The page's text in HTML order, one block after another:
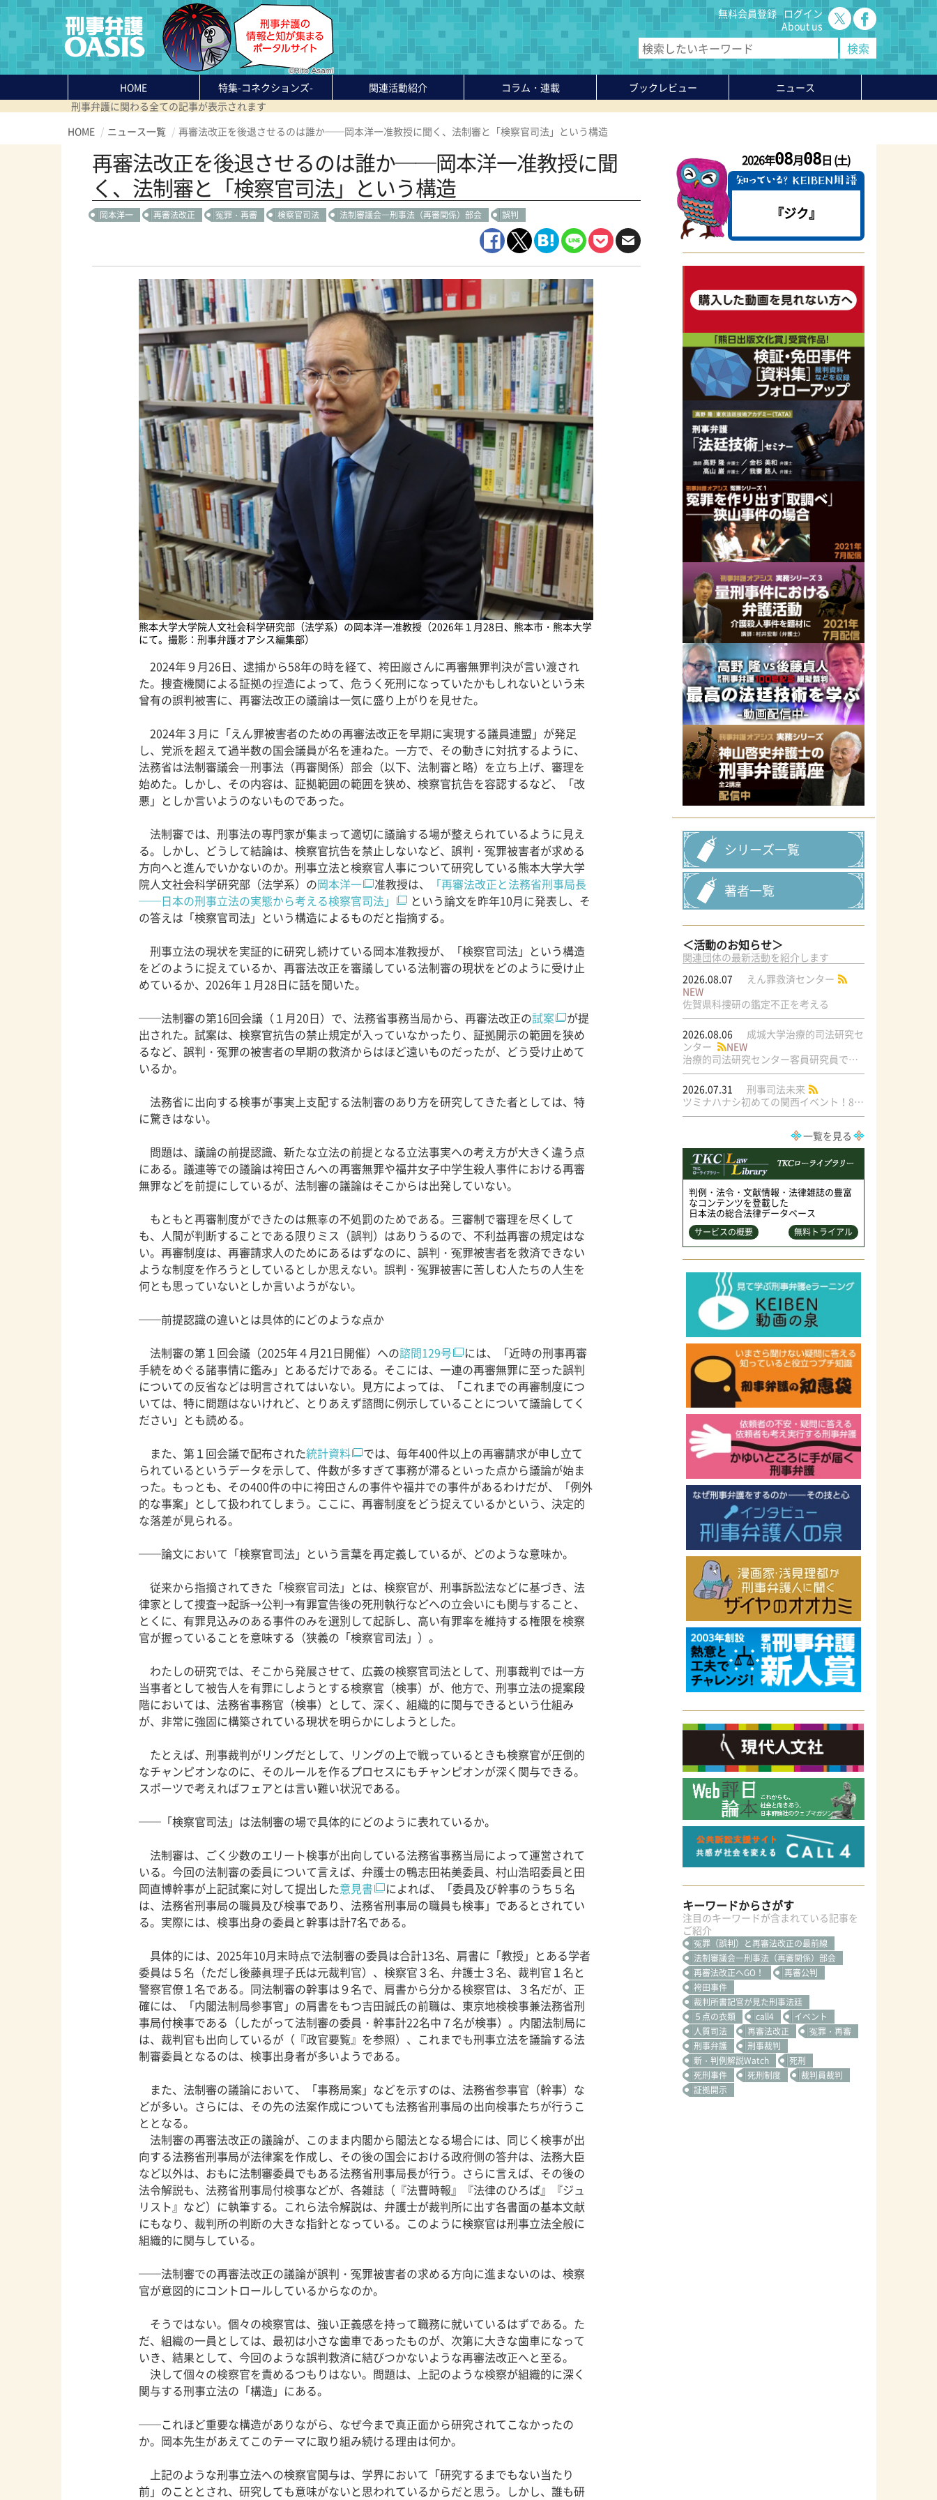
無料会員登録 ログイン
About us
HOME 特集-コネクションズ- 関連活動紹介 コラム・連載 ブックレビュー
ニュース
刑事弁護に関わる全ての記事が表示されます
HOME
ニュース一覧 再審法改正を後退させるのは誰か──岡本洋一准教授に聞く、法制審と「検察官司法」という構造
再審法改正を後退させるのは誰か──岡本洋一准教授に聞
く、法制審と「検察官司法」という構造
岡本洋一 再審法改正 冤罪・再審 検察官司法 法制審議会―刑事法（再審関係）部会 誤判
熊本大学大学院人文社会科学研究部（法学系）の岡本洋一准教授（2026年１月28日、熊本市・熊本大学
にて。撮影：刑事弁護オアシス編集部）
2024年９月26日、逮捕から58年の時を経て、袴田巖さんに再審無罪判決が言い渡され
た。捜査機関による証拠の捏造によって、危うく死刑になっていたかもしれないという未
曾有の誤判被害に、再審法改正の議論は一気に盛り上がりを見せた。
2024年３月に「えん罪被害者のための再審法改正を早期に実現する議員連盟」が発足
し、党派を超えて過半数の国会議員が名を連ねた。一方で、その動きに対抗するように、
法務省は法制審議会―刑事法（再審関係）部会（以下、法制審と略）を立ち上げ、審理を
始めた。しかし、その内容は、証拠範囲の範囲を狭め、検察官抗告を容認するなど、「改
悪」としか言いようのないものであった。
法制審では、刑事法の専門家が集まって適切に議論する場が整えられているように見え
る。しかし、どうして結論は、検察官抗告を禁止しないなど、誤判・冤罪被害者が求める
方向へと進んでいかないのか。刑事立法と検察官人事について研究している熊本大学大学
院人文社会科学研究部（法学系）の岡本洋一 准教授は、
「再審法改正と法務省刑事局長
──日本の刑事立法の実態から考える検察官司法」
という論文を昨年10月に発表し、そ
の答えは「検察官司法」という構造によるものだと指摘する。
刑事立法の現状を実証的に研究し続けている岡本准教授が、「検察官司法」という構造
をどのように捉えているか、再審法改正を審議している法制審の現状をどのように受け止
めているか、2026年１月28日に話を聞いた。
──法制審の第16回会議（１月20日）で、法務省事務当局から、再審法改正の試案
が提
出された。試案は、検察官抗告の禁止規定が入っていなかったり、証拠開示の範囲を狭め
るなど、誤判・冤罪の被害者の早期の救済からはほど遠いものだったが、どう受け止めて
いるか。
法務省に出向する検事が事実上支配する法制審のあり方を研究してきた者としては、特
に驚きはない。
問題は、議論の前提認識、新たな立法の前提となる立法事実への考え方が大きく違う点
にある。議連等での議論は袴田さんへの再審無罪や福井女子中学生殺人事件における再審
無罪などを前提にしているが、法制審の議論はそこからは出発していない。
もともと再審制度ができたのは無辜の不処罰のためである。三審制で審理を尽くして
も、人間が判断することである限りミス（誤判）はありうるので、不利益再審の規定はな
い。再審制度は、再審請求人のためにあるはずなのに、誤判・冤罪被害者を救済できない
ような制度を作ろうとしているとしか思えない。誤判・冤罪被害に苦しむ人たちの人生を
何とも思っていないとしか言いようがない。
──前提認識の違いとは具体的にどのような点か
法制審の第１回会議（2025年４月21日開催）への諮問129号
には、「近時の刑事再審
手続をめぐる諸事情に鑑み」とあるだけである。そこには、一連の再審無罪に至った誤判
についての反省などは明言されてはいない。見方によっては、「これまでの再審制度につ
いては、特に問題はないけれど、とりあえず諮問に例示していることについて議論してく
ださい」とも読める。
また、第１回会議で配布された統計資料
では、毎年400件以上の再審請求が申し立て
られているというデータを示して、件数が多すぎて事務が滞るといった点から議論が始ま
った。もっとも、その400件の中に袴田さんの事件や福井での事件があるわけだが、「例外
的な事案」として扱われてしまう。ここに、再審制度をどう捉えているかという、決定的
な落差が見られる。
──論文において「検察官司法」という言葉を再定義しているが、どのような意味か。
従来から指摘されてきた「検察官司法」とは、検察官が、刑事訴訟法などに基づき、法
律家として捜査→起訴→公判→有罪宣告後の死刑執行などへの立会いにも関与すること、
とくに、有罪見込みのある事件のみを選別して起訴し、高い有罪率を維持する権限を検察
官が握っていることを意味する（狭義の「検察官司法」）。
わたしの研究では、そこから発展させて、広義の検察官司法として、刑事裁判では一方
当事者として被告人を有罪にしようとする検察官（検事）が、他方で、刑事立法の提案段
階においては、法務省事務官（検事）として、深く、組織的に関与できるという仕組み
が、非常に強固に構築されている現状を明らかにしようとした。
たとえば、刑事裁判がリングだとして、リングの上で戦っているときも検察官が圧倒的
なチャンピオンなのに、そのルールを作るプロセスにもチャンピオンが深く関与できる。
スポーツで考えればフェアとは言い難い状況である。
──「検察官司法」は法制審の場で具体的にどのように表れているか。
法制審は、ごく少数のエリート検事が出向している法務省事務当局によって運営されて
いる。今回の法制審の委員について言えば、弁護士の鴨志田祐美委員、村山浩昭委員と田
岡直博幹事が上記試案に対して提出した意見書
によれば、「委員及び幹事のうち５名
は、法務省刑事局の職員及び検事であり、法務省刑事局の職員も検事」であるとされてい
る。実際には、検事出身の委員と幹事は計7名である。
具体的には、2025年10月末時点で法制審の委員は合計13名、肩書に「教授」とある学者
委員は５名（ただし後藤眞理子氏は元裁判官）、検察官３名、弁護士３名、裁判官１名と
警察官僚１名である。同法制審の幹事は９名で、肩書から分かる検察官は、３名だが、正
確には、「内閣法制局参事官」の肩書をもつ吉田誠氏の前職は、東京地検検事兼法務省刑
事局付検事である（したがって法制審の委員・幹事計22名中７名が検事）。内閣法制局に
は、裁判官も出向しているが（『政官要覧』を参照）、これまでも刑事立法を議論する法
制審委員となるのは、検事出身者が多いようである。
また、法制審の議論において、「事務局案」などを示すのは、法務省参事官（幹事）な
どが多い。さらには、その先の法案作成についても法務省刑事局の出向検事たちが行うこ
ととなる。
法制審の再審法改正の議論が、このまま内閣から閣法となる場合には、同じく検事が出
向する法務省刑事局が法律案を作成し、その後の国会における政府側の答弁は、法務大臣
など以外は、おもに法制審委員でもある法務省刑事局長が行う。さらに言えば、その後の
法令解説も、法務省刑事局付検事などが、各雑誌（『法曹時報』『法律のひろば』『ジュ
リスト』など）に執筆する。これら法令解説は、弁護士が裁判所に出す各書面の基本文献
にもなり、裁判所の判断の大きな指針となっている。このように検察官は刑事立法全般に
組織的に関与している。
──法制審での再審法改正の議論が誤判・冤罪被害者の求める方向に進まないのは、検察
官が意図的にコントロールしているからなのか。
そうではない。個々の検察官は、強い正義感を持って職務に就いているはずである。た
だ、組織の一員としては、最初は小さな歯車であったものが、次第に大きな歯車になって
いき、結果として、今回のような誤判救済に結びつかないような再審法改正へと至る。
決して個々の検察官を責めるつもりはない。問題は、上記のような検察が組織的に深く
関与する刑事立法の「構造」にある。
──これほど重要な構造がありながら、なぜ今まで真正面から研究されてこなかったの
か。岡本先生があえてこのテーマに取り組み続ける理由は何か。
上記のような刑事立法への検察官関与は、学界において「研究するまでもない当たり
前」のこととされ、研究しても意味がないと思われているからだと思う。しかし、誰も研
2026年08月08日 (土)
『ジク』
シリーズ一覧
著者一覧
＜活動のお知らせ＞
関連団体の最新活動を紹介します
2026.08.07
えん罪救済センター
NEW
佐賀県科捜研の鑑定不正を考える
2026.08.06
成城大学治療的司法研究セ
ンター
NEW
治療的司法研究センター客員研究員で元・弁護士の菅原直美氏の論文が公刊されました
2026.07.31
刑事司法未来
ツミナハナシ初めての関西イベント！8/17（月）＠梅田ラテラル
一覧を見る
判例・法令・文献情報・法律雑誌の豊富
なコンテンツを登載した
日本法の総合法律データベース
サービスの概要 無料トライアル
キーワードからさがす
注目のキーワードが含まれている記事を
ご紹介
冤罪（誤判）と再審法改正の最前線
法制審議会―刑事法（再審関係）部会
再審法改正へGO！
再審公判
袴田事件
裁判所書記官が見た刑事法廷
５点の衣類
call4
イベント
人質司法
再審法改正
冤罪・再審
刑事弁護
刑事裁判
新・判例解説Watch
死刑
死刑事件
死刑制度
裁判員裁判
証拠開示